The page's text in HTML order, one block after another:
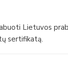
Lietuvos
sertifikatą.